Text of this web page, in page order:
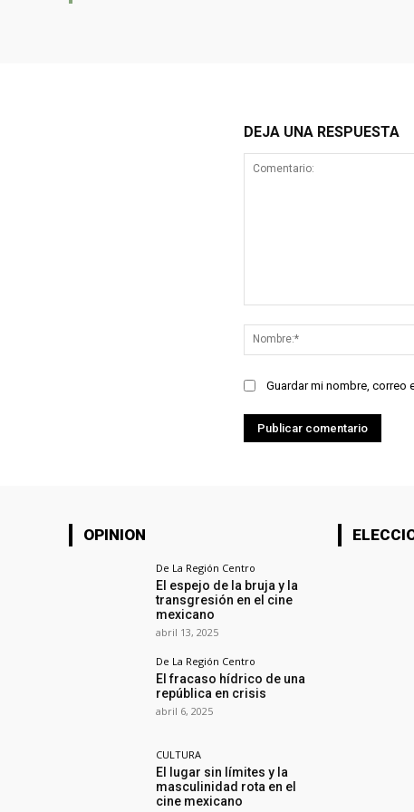
DEJA UNA RESPUESTA
Guardar mi nombre, correo
OPINION
De La Región Centro
El espejo de la bruja y la
transgresión en el cine
mexicano
abril 13, 2025
De La Región Centro
El fracaso hídrico de una
república en crisis
abril 6, 2025
CULTURA
El lugar sin límites y la
masculinidad rota en el
cine mexicano